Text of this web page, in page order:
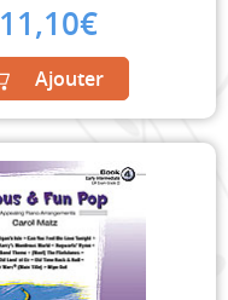
11,10€
Ajouter